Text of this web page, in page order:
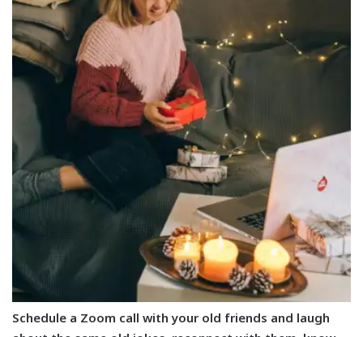
Schedule a Zoom call with your old friends and laugh